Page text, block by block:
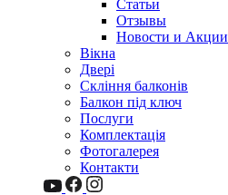
Статьи
Отзывы
Новости и Акции
Вікна
Двері
Скління балконів
Балкон під ключ
Послуги
Комплектація
Фотогалерея
Контакти